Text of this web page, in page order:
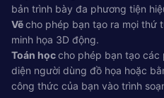
bản trình bày đa phương tiện
Vẽcho phép bạn tạo ra mọi thứ
minh họa 3D động.
Toán họccho phép bạn tạo các
diện người dùng đồ họa hoặc
công thức của bạn vào trình